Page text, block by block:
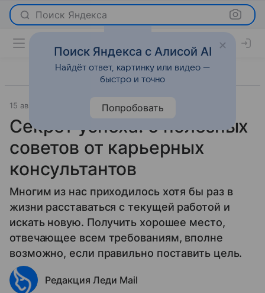
Поиск Яндекса
15 августа 2022 О важном
Секрет успеха: 5 полезных
советов от карьерных
консультантов
Многим из нас приходилось хотя бы раз в
жизни расставаться с текущей работой и
искать новую. Получить хорошее место,
отвечающее всем требованиям, вполне
возможно, если правильно поставить цель.
Редакция Леди Mail
Поиск Яндекса с Алисой AI
Найдёт ответ, картинку или видео —
быстро и точно
Попробовать